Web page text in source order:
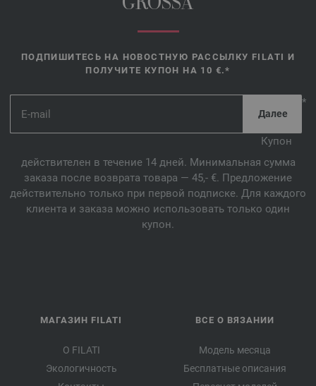
GROSSA
ПОДПИШИТЕСЬ НА НОВОСТНУЮ РАССЫЛКУ FILATI И
ПОЛУЧИТЕ КУПОН НА 10 €.*
*
Купон
действителен в течение 14 дней. Минимальная сумма
заказа после возврата товара — 45,- €. Предложение
действительно только при первой подписке. Для каждого
клиента и заказа можно использовать только один
купон.
МАГАЗИН FILATI
О FILATI
Экологичность
ВСЕ О ВЯЗАНИИ
Модель месяца
Бесплатные описания